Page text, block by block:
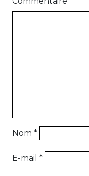
Nom *
E-mail *